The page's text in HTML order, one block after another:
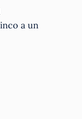
a un